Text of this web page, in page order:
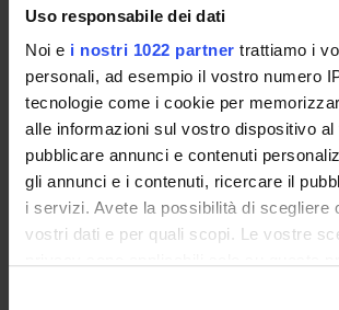
Uso responsabile dei dati
Noi e i nostri 1022 partner trattiamo i
personali, ad esempio il vostro numero
tecnologie come i cookie per
alle informazioni sul vostro dispositivo al
pubblicare annunci e contenuti
gli annunci e i contenuti, ricercare il
i servizi. Avete la possibilità di scegliere
vostri dati e per quali scopi. Le vostre
Legami doppi e tripli. Molecole diatomiche
Molecole poliatomiche. Ibridizzazione.
leganti. Geometria degli orbitali. Esempio:
peptidico. Momento dipolare. Definizione
Momento dipolare indotto. Polarizzabilità.
Debye. Forze non covalenti. Curva
forze di attrazione e repulsione. Elio. Raggi
Waals. Significato fisico.
Introduzione alla Spettroscopia: